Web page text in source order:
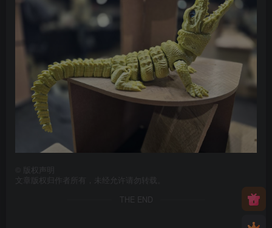
版权声明
文章版权归作者所有，未经允许请勿转载。
THE END